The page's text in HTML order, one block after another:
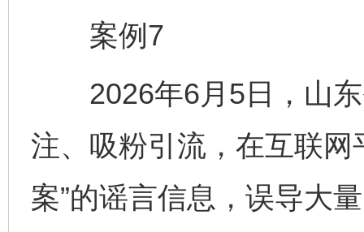
案例7
2026年6月5日，山东
注、吸粉引流，在互联网
案”的谣言信息，误导大